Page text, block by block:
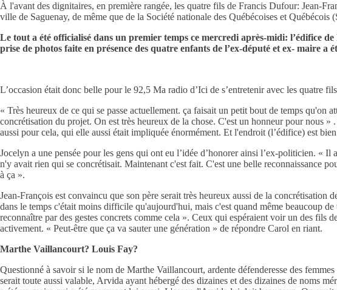
À l'avant des dignitaires, en première rangée, les quatre fils de Francis Dufour: Jean-
ville de Saguenay, de même que de la Société nationale des Québécoises et
Le tout a été officialisé dans un premier temps ce mercredi après-midi: l’édifice
prise de photos faite en présence des quatre enfants de l’ex-député et ex- maire
L’occasion était donc belle pour le 92,5 Ma radio d’Ici de s’entretenir avec les quatre
« Très heureux de ce qui se passe actuellement. ça faisait un petit bout de temps
concrétisation du projet. On est très heureux de la chose. C'est un honneur pour nous
aussi pour cela, qui elle aussi était impliquée énormément. Et l'endroit (l’édifice) est
Jocelyn a une pensée pour les gens qui ont eu l’idée d’honorer ainsi l’ex-politicien.
n'y avait rien qui se concrétisait. Maintenant c'est fait. C'est une belle reconnaissance
à ça ».
Jean-François est convaincu que son père serait très heureux aussi de la
dans le temps c'était moins difficile qu'aujourd'hui, mais c'est quand même beaucoup
reconnaître par des gestes concrets comme cela ». Ceux qui espéraient voir un des
activement. « Peut-être que ça va sauter une génération » de répondre Carol en riant.
Marthe Vaillancourt? Louis Fay?
Questionné à savoir si le nom de Marthe Vaillancourt, ardente défenderesse des
serait toute aussi valable, Arvida ayant hébergé des dizaines et des dizaines de noms